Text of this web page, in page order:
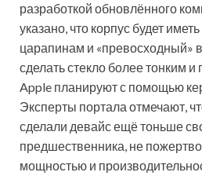
разработкой обновлённого
указано, что корпус будет
царапинам и «превосходный»
сделать стекло более тонким
Apple планируют с помощью
Эксперты портала отмечают,
сделали девайс ещё тоньше
предшественника, не
мощностью и